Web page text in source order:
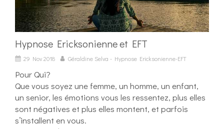
Hypnose Ericksonienne et EFT
29 Nov 2018 Géraldine Selva - Hypnose Ericksonienne-EFT
Pour Qui?
Que vous soyez une femme, un homme, un enfant,
un senior, les émotions vous les ressentez, plus elles
sont négatives et plus elles montent, et parfois
s’installent en vous.